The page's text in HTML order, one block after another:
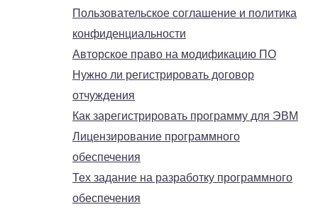
Пользовательское соглашение и политика
конфиденциальности
Авторское право на модификацию ПО
Нужно ли регистрировать договор
отчуждения
Как зарегистрировать программу для ЭВМ
Лицензирование программного
обеспечения
Тех задание на разработку программного
обеспечения